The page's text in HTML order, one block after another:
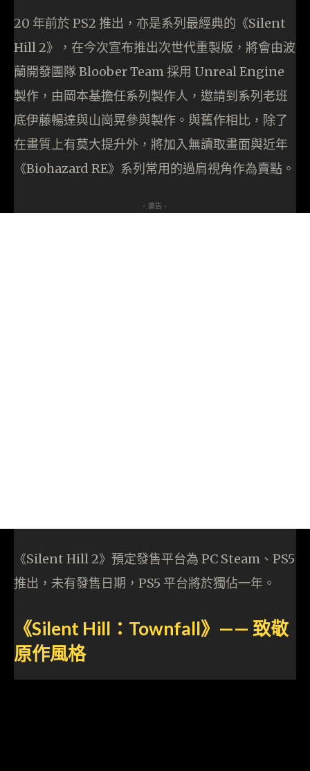
20 年前於 PS2 推出，亦是系列最經典的《Silent
Hill 2》，在今次宣布推出次世代重製版，將會由波
蘭開發團隊 Bloober Team 採用 Unreal Engine
製作，由岡本基擔任系列製作人，邀請到系列老班
底伊藤暢達與山崗晃參與製作。與舊作相比，除了
在畫質上有莫大提升外，將加入無讀取畫面與近年
《Biohazard RE》系列常用的過肩視角作為賣點。
- 廣告 -
《Silent Hill 2》預定發售平台為 PC Steam、PS5
推出，未有發售日期，PS5 平台將於獨佔一年。
《Silent Hill：Townfall》—— 致敬
原作風格